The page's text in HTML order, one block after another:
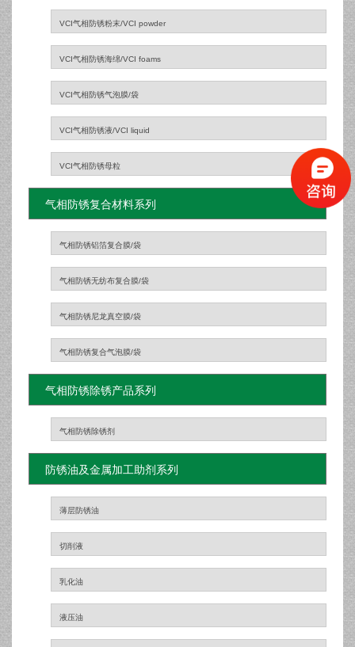
VCI气相防锈粉末/VCI powder
VCI气相防锈海绵/VCI foams
VCI气相防锈气泡膜/袋
VCI气相防锈液/VCI liquid
VCI气相防锈母粒
气相防锈复合材料系列
气相防锈铝箔复合膜/袋
气相防锈无纺布复合膜/袋
气相防锈尼龙真空膜/袋
气相防锈复合气泡膜/袋
气相防锈除锈产品系列
气相防锈除锈剂
防锈油及金属加工助剂系列
薄层防锈油
切削液
乳化油
液压油